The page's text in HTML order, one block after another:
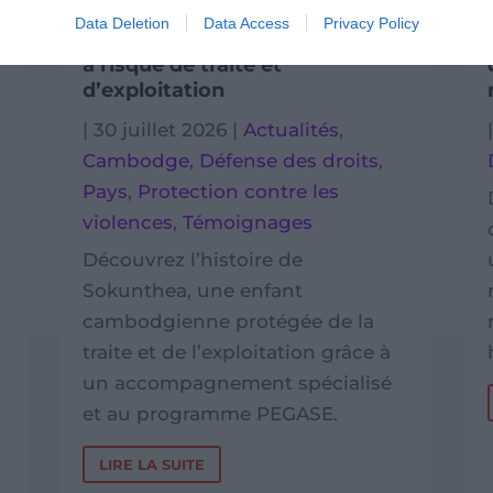
Data Deletion Data Access Privacy Policy
L’histoire de Sokunthea, enfant
à risque de traite et
d’exploitation
| 30 juillet 2026 | Actualités,
Cambodge, Défense des droits,
Pays, Protection contre les
violences, Témoignages
Découvrez l’histoire de
Sokunthea, une enfant
cambodgienne protégée de la
traite et de l’exploitation grâce à
un accompagnement spécialisé
et au programme PEGASE.
LIRE LA SUITE
|